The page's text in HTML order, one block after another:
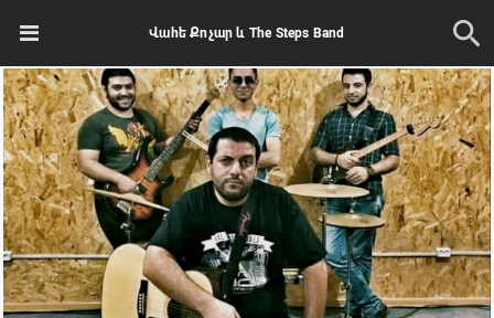
Վահե Քոչար և The Steps Band